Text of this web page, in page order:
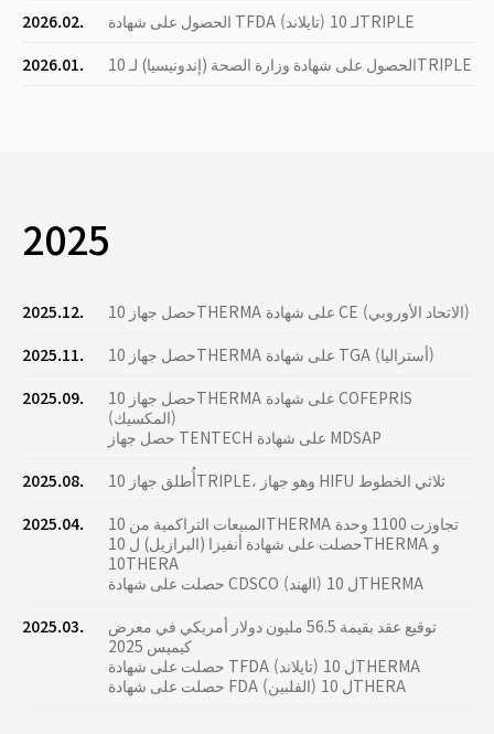
2026.02.
الحصول على شهادة TFDA (تايلاند) لـ 10TRIPLE
2026.01.
الحصول على شهادة وزارة الصحة (إندونيسيا) لـ 10TRIPLE
2025
2025.12.
حصل جهاز 10THERMA على شهادة CE (الاتحاد الأوروبي)
2025.11.
حصل جهاز 10THERMA على شهادة TGA (أستراليا)
2025.09.
حصل جهاز 10THERMA على شهادة COFEPRIS
(المكسيك)
حصل جهاز TENTECH على شهادة MDSAP
2025.08.
أُطلق جهاز 10TRIPLE، وهو جهاز HIFU ثلاثي الخطوط
2025.04.
المبيعات التراكمية من 10THERMA تجاوزت 1100 وحدة
حصلت على شهادة أنفيزا (البرازيل) ل 10THERMA و
10THERA
حصلت على شهادة CDSCO (الهند) ل 10THERMA
2025.03.
توقيع عقد بقيمة 56.5 مليون دولار أمريكي في معرض
كيميس 2025
حصلت على شهادة TFDA (تايلاند) ل 10THERMA
حصلت على شهادة FDA (الفلبين) ل 10THERA